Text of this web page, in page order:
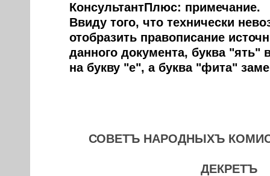
КонсультантПлюс: примечание.
Ввиду того, что технически
отобразить правописание
данного документа, буква "ять"
на букву "е", а буква "фита"
СОВЕТЪ НАРОДНЫХЪ
ДЕКРЕТЪ